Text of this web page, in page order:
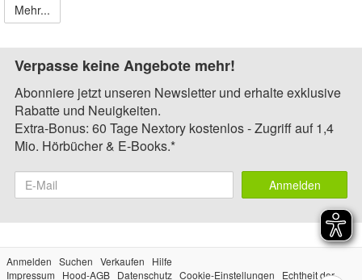
Mehr...
Verpasse keine Angebote mehr!
Abonniere jetzt unseren Newsletter und erhalte exklusive
Rabatte und Neuigkeiten.
Extra-Bonus: 60 Tage Nextory kostenlos - Zugriff auf 1,4
Mio. Hörbücher & E-Books.*
Anmelden
Anmelden Suchen Verkaufen
Hilfe
Impressum
Hood-AGB Datenschutz Cookie-Einstellungen Echtheit der